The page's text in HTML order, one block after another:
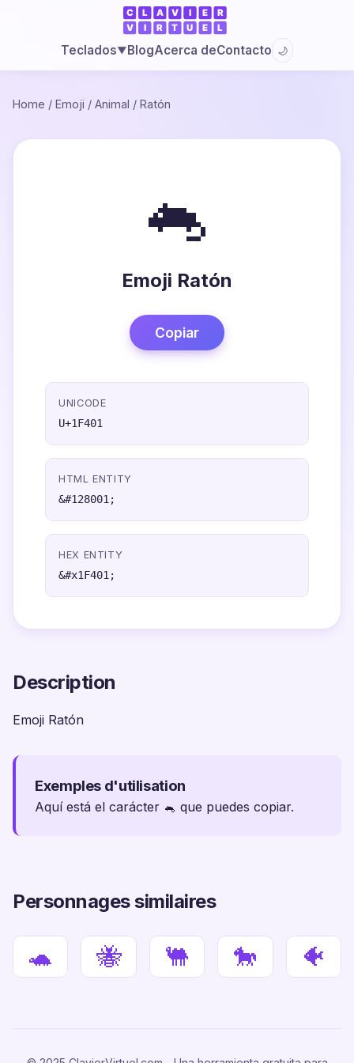
Teclados▼BlogAcerca deContacto 🌙
Home / Emoji / Animal / Ratón
🐁
Emoji Ratón
Copiar
UNICODE
U+1F401
HTML ENTITY
&#128001;
HEX ENTITY
&#x1F401;
Description
Emoji Ratón
Exemples d'utilisation
Aquí está el carácter 🐁 que puedes copiar.
Personnages similaires
🐢 🐝 🐫 🐎 🐠